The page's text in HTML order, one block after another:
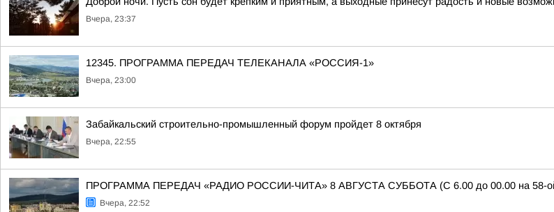
Вчера, 23:37
12345. ПРОГРАММА ПЕРЕДАЧ ТЕЛЕКАНАЛА «РОССИЯ-1»
Вчера, 23:00
Забайкальский строительно-промышленный форум пройдет 8 октября
Вчера, 22:55
ПРОГРАММА ПЕРЕДАЧ «РАДИО РОССИИ-ЧИТА» 8 АВГУСТА СУББОТА (С 6.00 до 00.00 на 58-ой
Вчера, 22:52